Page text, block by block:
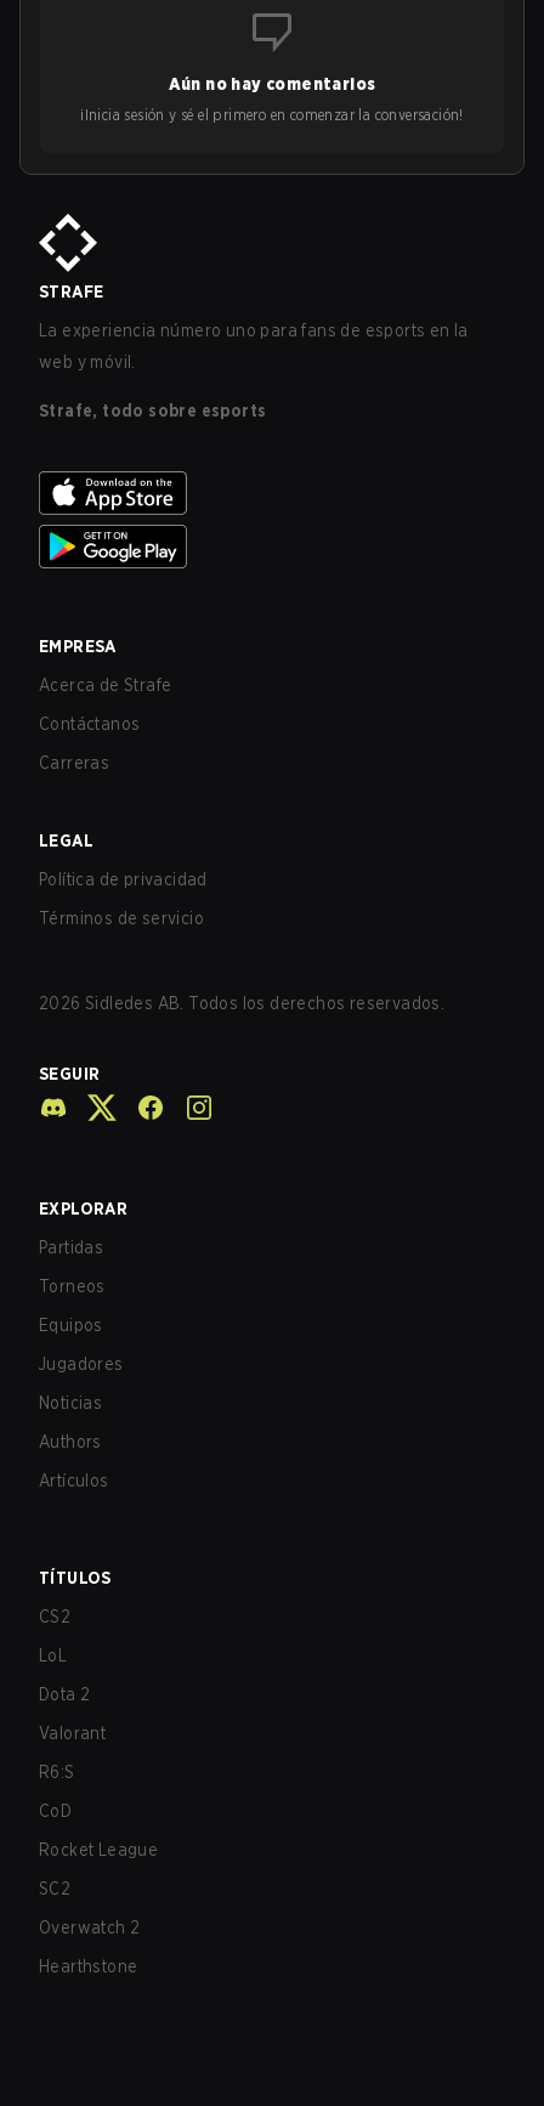
Aún no hay comentarios
¡Inicia sesión y sé el primero en comenzar la conversación!
STRAFE
La experiencia número uno para fans de esports en la
web y móvil.
Strafe, todo sobre esports
EMPRESA
Acerca de Strafe
Contáctanos
Carreras
LEGAL
Política de privacidad
Términos de servicio
2026 Sidledes AB. Todos los derechos reservados.
SEGUIR
EXPLORAR
Partidas
Torneos
Equipos
Jugadores
Noticias
Authors
Artículos
TÍTULOS
CS2
LoL
Dota 2
Valorant
R6:S
CoD
Rocket League
SC2
Overwatch 2
Hearthstone